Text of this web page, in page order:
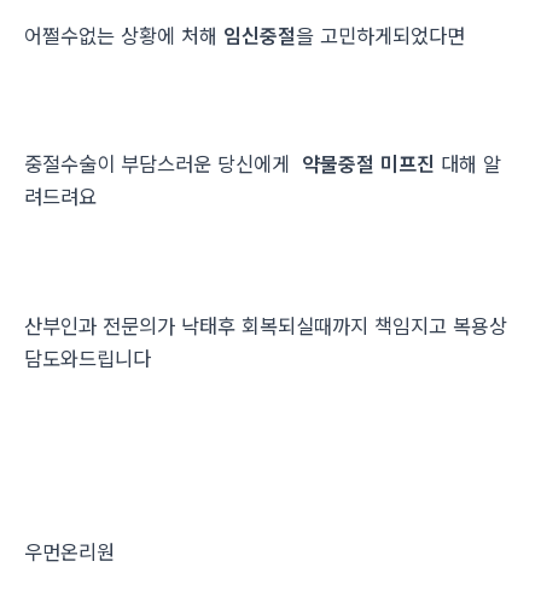
어쩔수없는 상황에 처해 임신중절을 고민하게되었다면
중절수술이 부담스러운 당신에게 약물중절 미프진 대해 알
려드려요
산부인과 전문의가 낙태후 회복되실때까지 책임지고 복용상
담도와드립니다
우먼온리원